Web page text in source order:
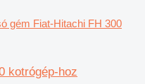
gém Fiat-Hitachi FH 300
kotrógép-hoz